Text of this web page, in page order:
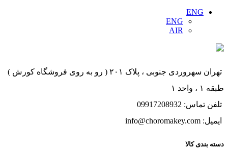
ENG
ENG
AIR
تهران سهروردی جنوبی ، پلاک ۲۰۱ ( رو به روی فروشگاه کورش )
طبقه ۱ ، واحد ۱
تلفن تماس: 09917208932
ایمیل: info@choromakey.com
دسته بندی کالا